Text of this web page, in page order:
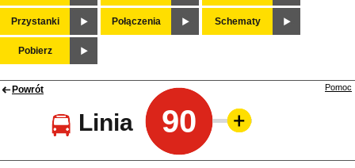
Przystanki Połączenia Schematy
Pobierz
Powrót
Linia 90
Pomoc